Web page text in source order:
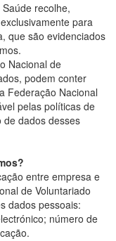
recolhe,
para
que são evidenciados
Nacional de
podem conter
Federação Nacional
pelas políticas de
de dados desses
entre empresa e
de Voluntariado
dados pessoais:
número de